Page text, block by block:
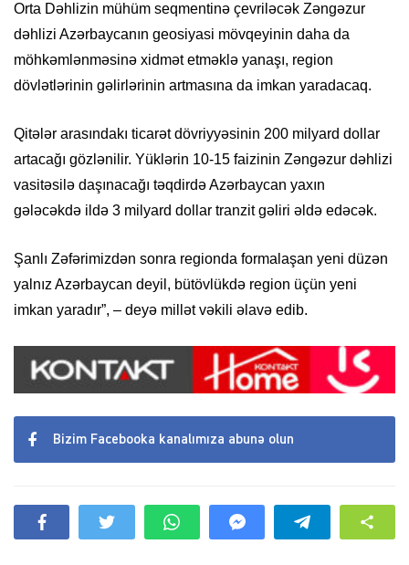
Orta Dəhlizin mühüm seqmentinə çevriləcək Zəngəzur
dəhlizi Azərbaycanın geosiyasi mövqeyinin daha da
möhkəmlənməsinə xidmət etməklə yanaşı, region
dövlətlərinin gəlirlərinin artmasına da imkan yaradacaq.
Qitələr arasındakı ticarət dövriyyəsinin 200 milyard dollar
artacağı gözlənilir. Yüklərin 10-15 faizinin Zəngəzur dəhlizi
vasitəsilə daşınacağı təqdirdə Azərbaycan yaxın
gələcəkdə ildə 3 milyard dollar tranzit gəliri əldə edəcək.
Şanlı Zəfərimizdən sonra regionda formalaşan yeni düzən
yalnız Azərbaycan deyil, bütövlükdə region üçün yeni
imkan yaradır”, – deyə millət vəkili əlavə edib.
Bizim Facebooka kanalımıza abunə olun